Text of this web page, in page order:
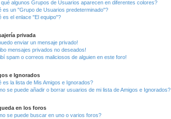
qué algunos Grupos de Usuarios aparecen en diferentes colores?
es un "Grupo de Usuarios predeterminado"?
es el enlace "El equipo"?
privada
enviar un mensaje privado!
mensajes privados no deseados!
spam o correos maliciosos de alguien en este foro!
e Ignorados
es la lista de Mis Amigos e Ignorados?
se puede añadir o borrar usuarios de mi lista de Amigos e Ignorados?
en los foros
se puede buscar en uno o varios foros?